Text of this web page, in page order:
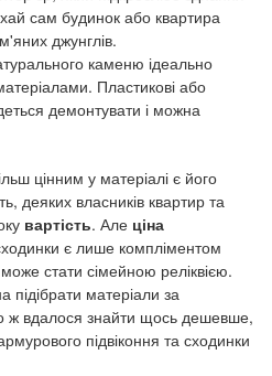
сам будинок або квартира
джунглів.
каменю ідеально
Пластикові або
демонтувати і можна
цінним у матеріалі є його
деяких власників квартир та
вартість. Але ціна
є лише компліментом
стати сімейною реліквією.
матеріали за
вдалося знайти щось дешевше,
підвіконня та сходинки